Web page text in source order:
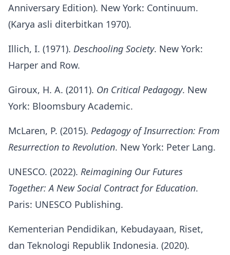
Anniversary Edition). New York: Continuum.
(Karya asli diterbitkan 1970).
Illich, I. (1971). Deschooling Society. New York:
Harper and Row.
Giroux, H. A. (2011). On Critical Pedagogy. New
York: Bloomsbury Academic.
McLaren, P. (2015). Pedagogy of Insurrection: From
Resurrection to Revolution. New York: Peter Lang.
UNESCO. (2022). Reimagining Our Futures
Together: A New Social Contract for Education.
Paris: UNESCO Publishing.
Kementerian Pendidikan, Kebudayaan, Riset,
dan Teknologi Republik Indonesia. (2020).